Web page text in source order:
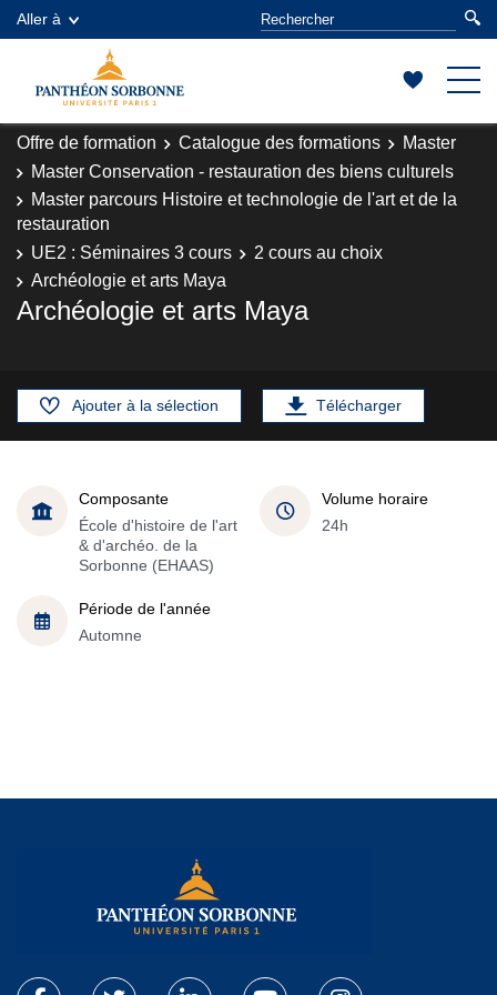
Aller à
Offre de formation Catalogue des formations
Master
Master Conservation - restauration des biens culturels
Master parcours Histoire et technologie de l'art et de la
restauration
UE2 : Séminaires 3 cours
2 cours au choix
Archéologie et arts Maya
Archéologie et arts Maya
Ajouter à la sélection Télécharger
Composante
École d'histoire de l'art
& d'archéo. de la
Sorbonne (EHAAS)
Volume horaire
24h
Période de l'année
Automne